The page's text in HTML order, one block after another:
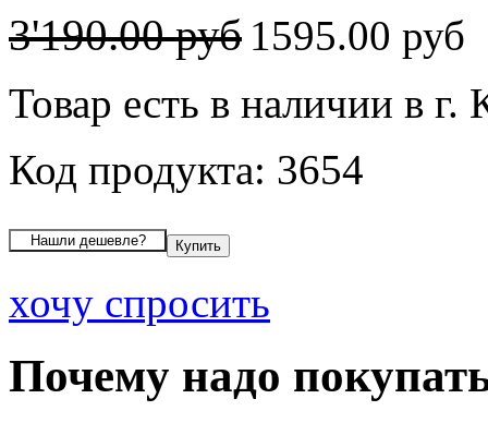
3'190.00 руб 1595.00 руб
Товар есть в наличии в г.
Код продукта: 3654
хочу спросить
Почему надо